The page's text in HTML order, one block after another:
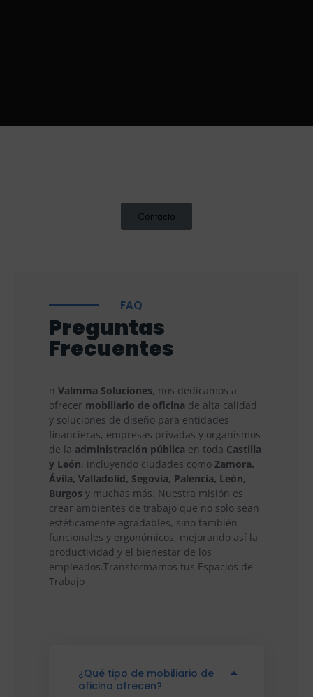
Contacto
FAQ
Preguntas
Frecuentes
n Valmma Soluciones, nos dedicamos a
ofrecer mobiliario de oficina de alta calidad
y soluciones de diseño para entidades
financieras, empresas privadas y organismos
de la administración pública en toda Castilla
y León, incluyendo ciudades como Zamora,
Ávila, Valladolid, Segovia, Palencia, León,
Burgos y muchas más. Nuestra misión es
crear ambientes de trabajo que no solo sean
estéticamente agradables, sino también
funcionales y ergonómicos, mejorando así la
productividad y el bienestar de los
empleados.Transformamos tus Espacios de
Trabajo
¿Qué tipo de mobiliario de
oficina ofrecen?